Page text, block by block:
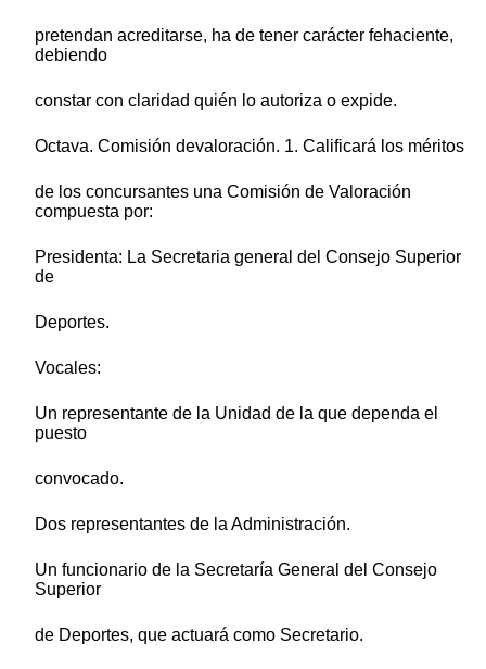
pretendan acreditarse, ha de tener carácter fehaciente,
debiendo
constar con claridad quién lo autoriza o expide.
Octava. Comisión devaloración. 1. Calificará los méritos
de los concursantes una Comisión de Valoración
compuesta por:
Presidenta: La Secretaria general del Consejo Superior
de
Deportes.
Vocales:
Un representante de la Unidad de la que dependa el
puesto
convocado.
Dos representantes de la Administración.
Un funcionario de la Secretaría General del Consejo
Superior
de Deportes, que actuará como Secretario.